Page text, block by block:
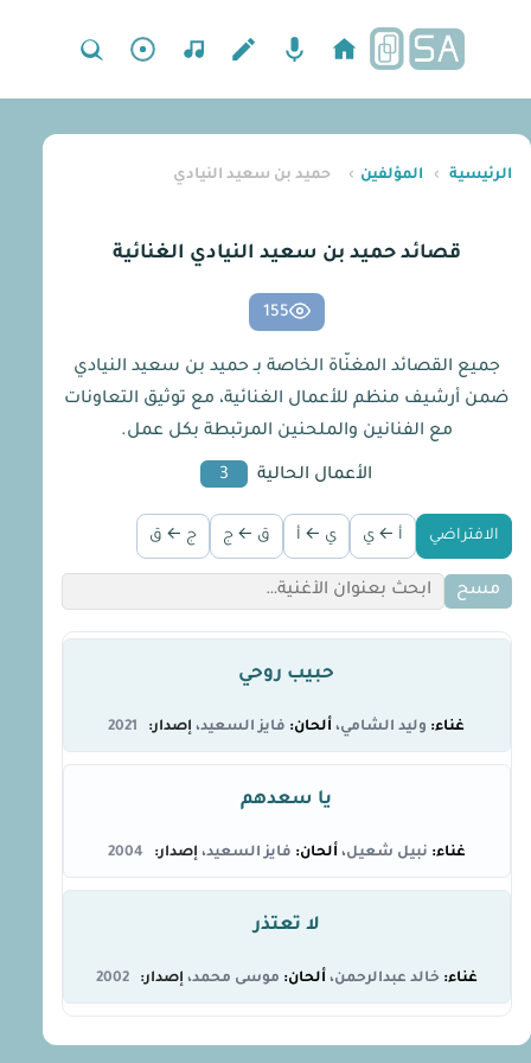
الرئيسية › المؤلفين › حميد بن سعيد النيادي
قصائد حميد بن سعيد النيادي الغنائية
155
جميع القصائد المغنّاة الخاصة بـ حميد بن سعيد النيادي
ضمن أرشيف منظم للأعمال الغنائية، مع توثيق التعاونات
مع الفنانين والملحنين المرتبطة بكل عمل.
الأعمال الحالية 3
الافتراضي أ ← ي ي ← أ ق ← ج ج ← ق
مسح
حبيب روحي
وليد الشامي فايز السعيد 2021
يا سعدهم
نبيل شعيل فايز السعيد 2004
لا تعتذر
خالد عبدالرحمن موسى محمد 2002